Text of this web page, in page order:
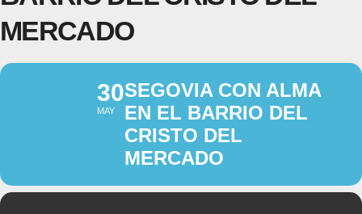
MERCADO
30
MAY
SEGOVIA CON ALMA
EN EL BARRIO DEL
CRISTO DEL
MERCADO